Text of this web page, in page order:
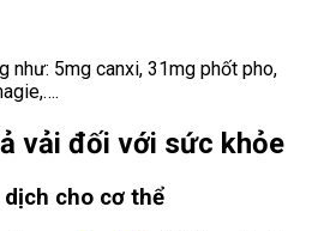
như: 5mg canxi, 31mg phốt pho,
vải đối với sức khỏe
cho cơ thể